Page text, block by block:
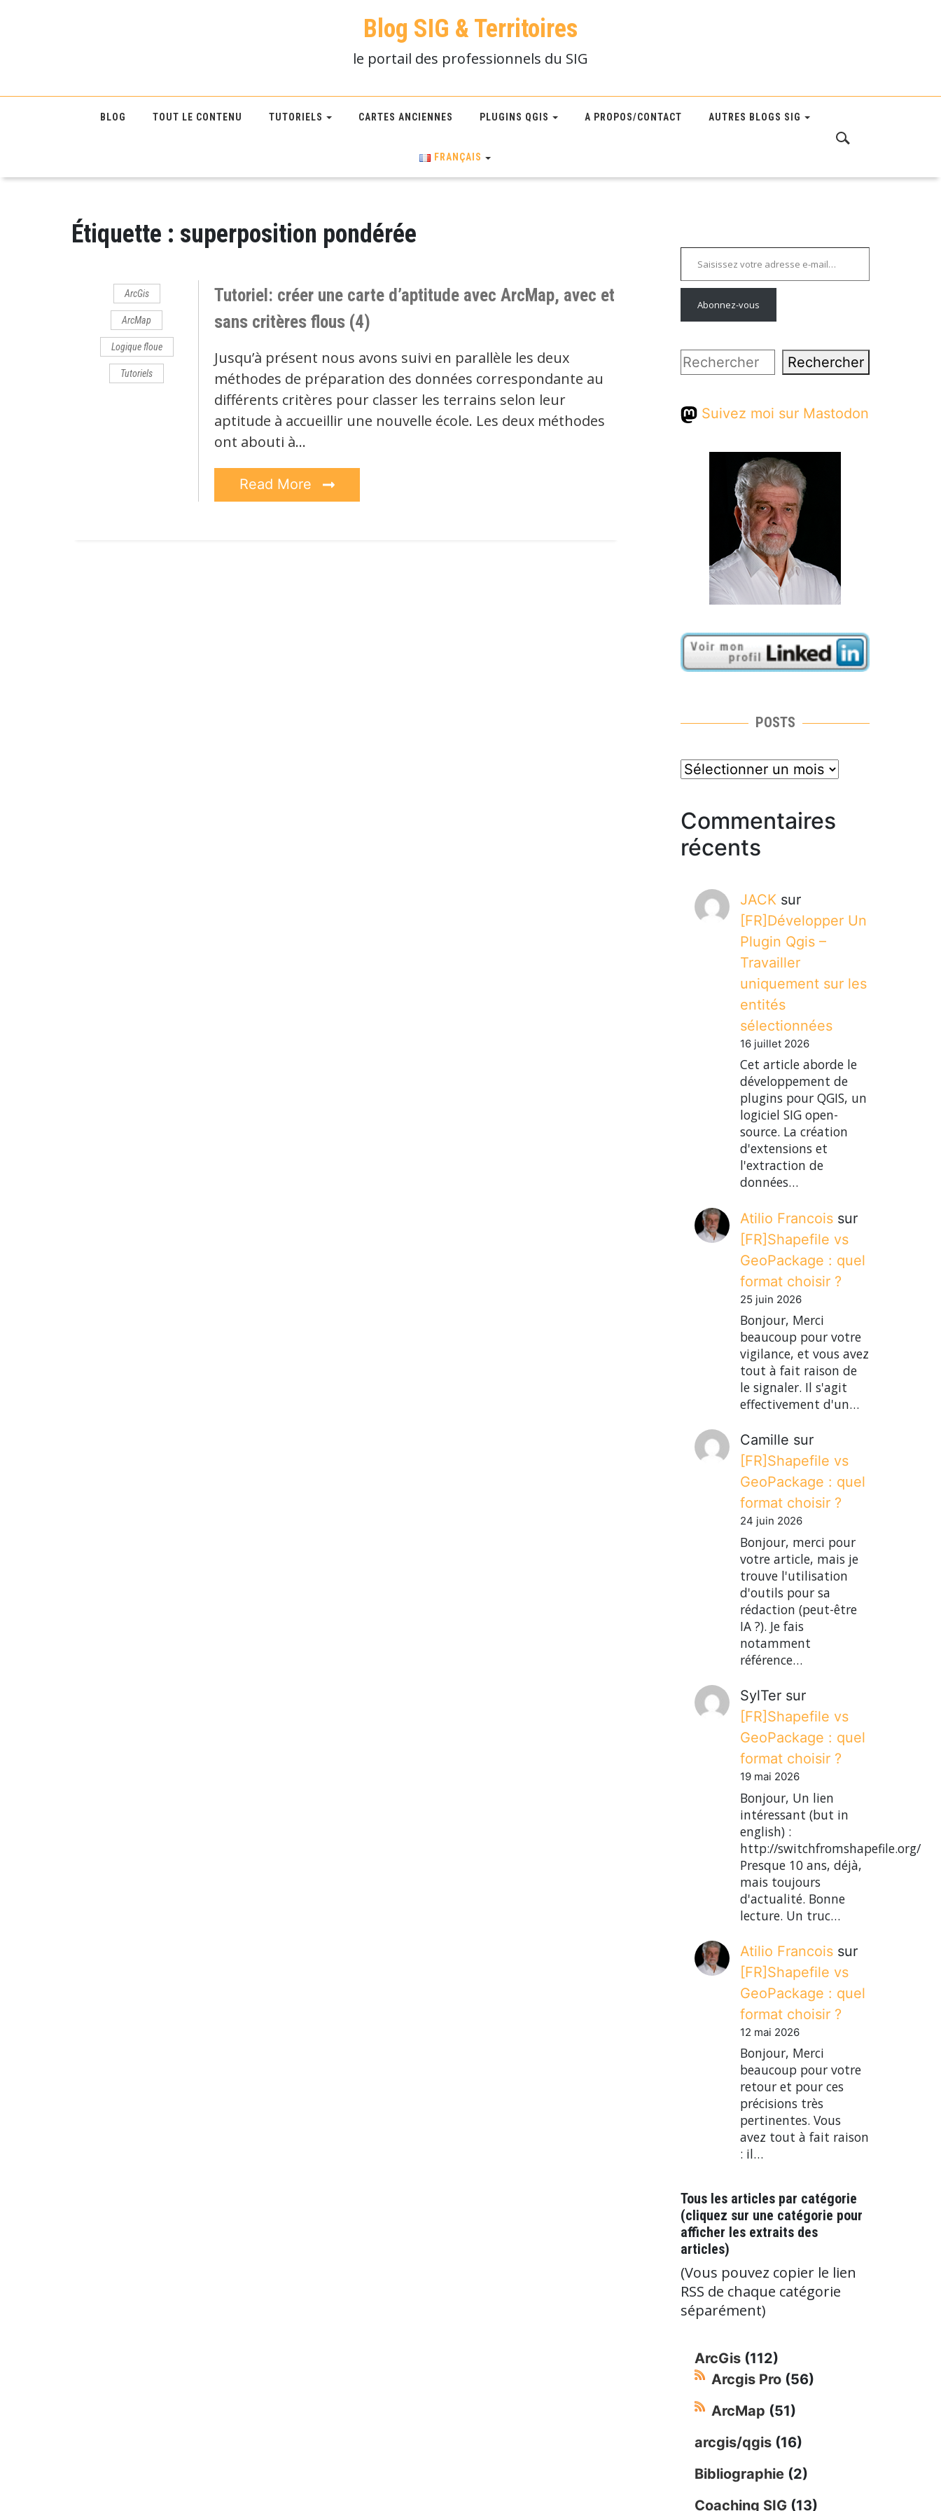
Blog SIG & Territoires
le portail des professionnels du SIG
BLOG TOUT LE CONTENU TUTORIELS CARTES ANCIENNES PLUGINS QGIS A PROPOS/CONTACT AUTRES BLOGS SIG
FRANÇAIS
Étiquette : superposition pondérée
ArcGis
ArcMap
Logique floue
Tutoriels
Tutoriel: créer une carte d’aptitude avec ArcMap, avec et
sans critères flous (4)
Jusqu’à présent nous avons suivi en parallèle les deux
méthodes de préparation des données correspondante au
différents critères pour classer les terrains selon leur
aptitude à accueillir une nouvelle école. Les deux méthodes
ont abouti à…
Read More
Saisissez votre adresse e-mail…
Abonnez-vous
Rechercher Rechercher
Suivez moi sur Mastodon
POSTS
posts
Commentaires
récents
JACK sur
[FR]Développer Un
Plugin Qgis –
Travailler
uniquement sur les
entités
sélectionnées
16 juillet 2026
Cet article aborde le
développement de
plugins pour QGIS, un
logiciel SIG open-
source. La création
d'extensions et
l'extraction de
données…
Atilio Francois sur
[FR]Shapefile vs
GeoPackage : quel
format choisir ?
25 juin 2026
Bonjour, Merci
beaucoup pour votre
vigilance, et vous avez
tout à fait raison de
le signaler. Il s'agit
effectivement d'un…
Camille sur
[FR]Shapefile vs
GeoPackage : quel
format choisir ?
24 juin 2026
Bonjour, merci pour
votre article, mais je
trouve l'utilisation
d'outils pour sa
rédaction (peut-être
IA ?). Je fais
notamment
référence…
SylTer sur
[FR]Shapefile vs
GeoPackage : quel
format choisir ?
19 mai 2026
Bonjour, Un lien
intéressant (but in
english) :
http://switchfromshapefile.org/
Presque 10 ans, déjà,
mais toujours
d'actualité. Bonne
lecture. Un truc…
Atilio Francois sur
[FR]Shapefile vs
GeoPackage : quel
format choisir ?
12 mai 2026
Bonjour, Merci
beaucoup pour votre
retour et pour ces
précisions très
pertinentes. Vous
avez tout à fait raison
: il…
Tous les articles par catégorie
(cliquez sur une catégorie pour
afficher les extraits des
articles)
(Vous pouvez copier le lien
RSS de chaque catégorie
séparément)
ArcGis (112)
Arcgis Pro (56)
ArcMap (51)
arcgis/qgis (16)
Bibliographie (2)
Coaching SIG (13)